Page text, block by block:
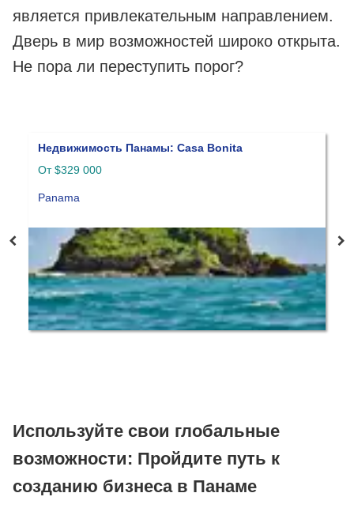
является привлекательным направлением.
Дверь в мир возможностей широко открыта.
Не пора ли переступить порог?
Компания в Белизе
Белиз
Используйте свои глобальные
возможности: Пройдите путь к
созданию бизнеса в Панаме